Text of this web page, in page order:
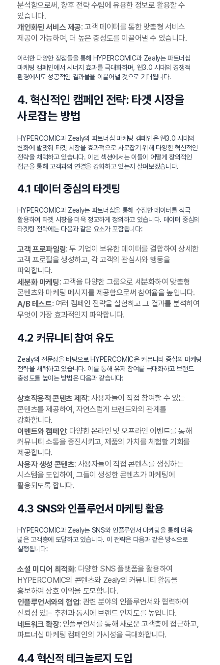
분석함으로써, 향후 전략 수립에 유용한 정보로 활용할 수
있습니다.
개인화된 서비스 제공: 고객 데이터를 통한 맞춤형 서비스
제공이 가능하여, 더 높은 충성도를 이끌어낼 수 있습니다.
이러한 다양한 장점들을 통해 HYPERCOMIC과 Zealy는 파트너십
마케팅 캠페인에서 시너지 효과를 극대화하며, 웹3.0 시대의 경쟁적
환경에서도 성공적인 결과물을 이끌어낼 것으로 기대됩니다.
4. 혁신적인 캠페인 전략: 타겟 시장을
사로잡는 방법
HYPERCOMIC과 Zealy의 파트너십 마케팅 캠페인은 웹3.0 시대의
변화에 발맞춰 타겟 시장을 효과적으로 사로잡기 위해 다양한 혁신적인
전략을 채택하고 있습니다. 이번 섹션에서는 이들이 어떻게 창의적인
접근을 통해 고객과의 연결을 강화하고 있는지 살펴보겠습니다.
4.1 데이터 중심의 타겟팅
HYPERCOMIC과 Zealy는 파트너십을 통해 수집한 데이터를 적극
활용하여 타겟 시장을 더욱 정교하게 정의하고 있습니다. 데이터 중심의
타겟팅 전략에는 다음과 같은 요소가 포함됩니다:
고객 프로파일링: 두 기업이 보유한 데이터를 결합하여 상세한
고객 프로필을 생성하고, 각 고객의 관심사와 행동을
파악합니다.
세분화 마케팅: 고객을 다양한 그룹으로 세분화하여 맞춤형
콘텐츠와 마케팅 메시지를 제공함으로써 참여율을 높입니다.
A/B 테스트: 여러 캠페인 전략을 실험하고 그 결과를 분석하여
무엇이 가장 효과적인지 파악합니다.
4.2 커뮤니티 참여 유도
Zealy의 전문성을 바탕으로 HYPERCOMIC은 커뮤니티 중심의 마케팅
전략을 채택하고 있습니다. 이를 통해 유저 참여를 극대화하고 브랜드
충성도를 높이는 방법은 다음과 같습니다:
상호작용적 콘텐츠 제작: 사용자들이 직접 참여할 수 있는
콘텐츠를 제공하여, 자연스럽게 브랜드와의 관계를
강화합니다.
이벤트와 캠페인: 다양한 온라인 및 오프라인 이벤트를 통해
커뮤니티 소통을 증진시키고, 제품의 가치를 체험할 기회를
제공합니다.
사용자 생성 콘텐츠: 사용자들이 직접 콘텐츠를 생성하는
시스템을 도입하여, 그들이 생성한 콘텐츠가 마케팅에
활용되도록 합니다.
4.3 SNS와 인플루언서 마케팅 활용
HYPERCOMIC과 Zealy는 SNS와 인플루언서 마케팅을 통해 더욱
넓은 고객층에 도달하고 있습니다. 이 전략은 다음과 같은 방식으로
실행됩니다:
소셜 미디어 최적화: 다양한 SNS 플랫폼을 활용하여
HYPERCOMIC의 콘텐츠와 Zealy의 커뮤니티 활동을
홍보하여 상호 이익을 도모합니다.
인플루언서와의 협업: 관련 분야의 인플루언서와 협력하여
신뢰성 있는 추천과 동시에 브랜드 인지도를 높입니다.
네트워크 확장: 인플루언서를 통해 새로운 고객층에 접근하고,
파트너십 마케팅 캠페인의 가시성을 극대화합니다.
4.4 혁신적 테크놀로지 도입